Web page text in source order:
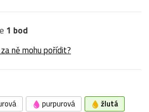
1 bod
ně mohu pořídit?
purpurová žlutá